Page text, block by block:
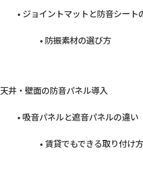
ジョイントマットと防音シート
防振素材の選び方
天井・壁面の防音パネル導入
吸音パネルと遮音パネルの違い
賃貸でもできる取り付け方